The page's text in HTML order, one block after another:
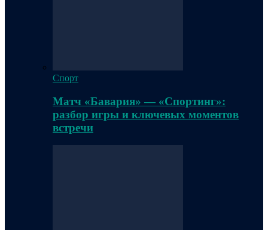
Спорт
Матч «Бавария» — «Спортинг»:
разбор игры и ключевых моментов
встречи